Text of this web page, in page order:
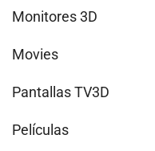
Monitores 3D
Movies
Pantallas TV3D
Películas